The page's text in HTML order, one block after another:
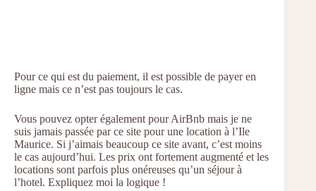
Pour ce qui est du paiement, il est possible de payer en
ligne mais ce n’est pas toujours le cas.
Vous pouvez opter également pour AirBnb mais je ne
suis jamais passée par ce site pour une location à l’Ile
Maurice. Si j’aimais beaucoup ce site avant, c’est moins
le cas aujourd’hui. Les prix ont fortement augmenté et les
locations sont parfois plus onéreuses qu’un séjour à
l’hotel. Expliquez moi la logique !